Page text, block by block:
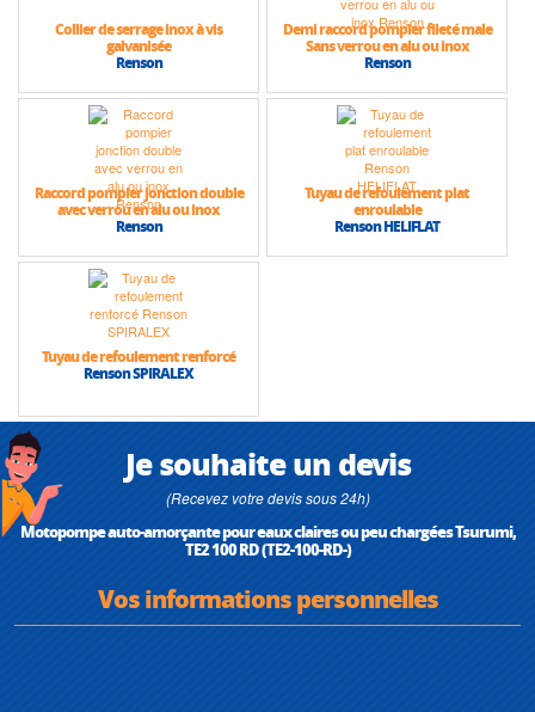
Collier de serrage inox à vis
galvanisée
Renson
Demi raccord pompier fileté male
Sans verrou en alu ou inox
Renson
Raccord pompier jonction double
avec verrou en alu ou inox
Renson
Tuyau de refoulement plat
enroulable
Renson HELIFLAT
Tuyau de refoulement renforcé
Renson SPIRALEX
Je souhaite un devis
(Recevez votre devis sous 24h)
Motopompe auto-amorçante pour eaux claires ou peu chargées Tsurumi,
TE2 100 RD (TE2-100-RD-)
Vos informations personnelles